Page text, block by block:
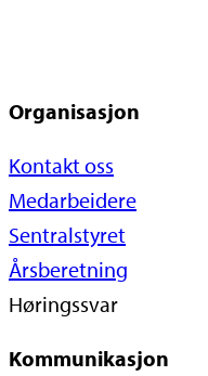
Organisasjon
Kontakt oss
Medarbeidere
Sentralstyret
Årsberetning
Høringssvar
Kommunikasjon